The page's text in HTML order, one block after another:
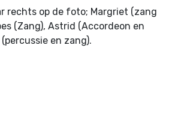
rechts op de foto; Margriet (zang
(Zang), Astrid (Accordeon en
en zang).